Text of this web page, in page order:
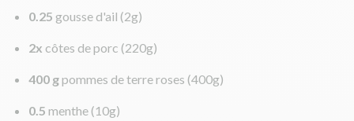
0.25 gousse d'ail (2g)
2x côtes de porc (220g)
400 gpommes de terre roses (400g)
0.5 menthe (10g)